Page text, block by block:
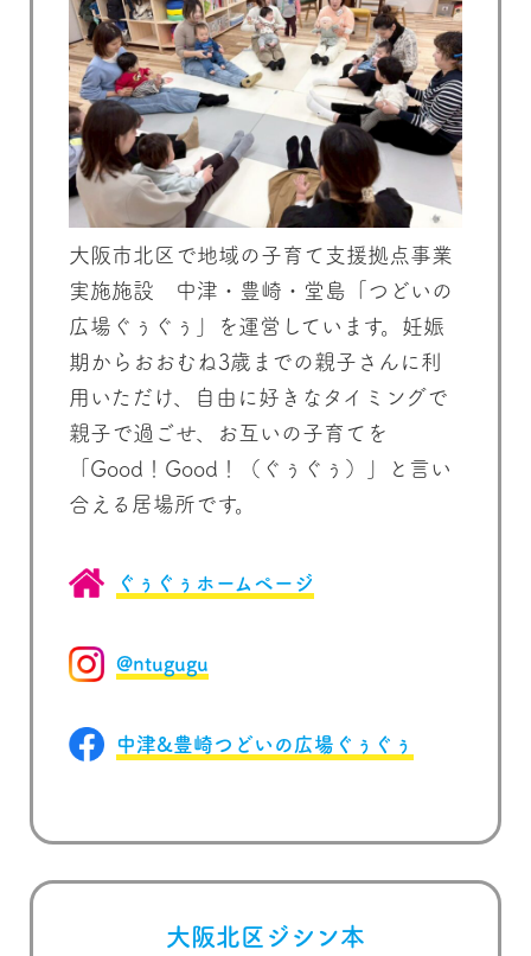
大阪市北区で地域の子育て支援拠点事業
実施施設 中津・豊崎・堂島「つどいの
広場ぐぅぐぅ」を運営しています。妊娠
期からおおむね3歳までの親子さんに利
用いただけ、自由に好きなタイミングで
親子で過ごせ、お互いの子育てを
「Good！Good！（ぐぅぐぅ）」と言い
合える居場所です。
ぐぅぐぅホームページ
@ntugugu
中津&豊崎つどいの広場ぐぅぐぅ
大阪北区ジシン本